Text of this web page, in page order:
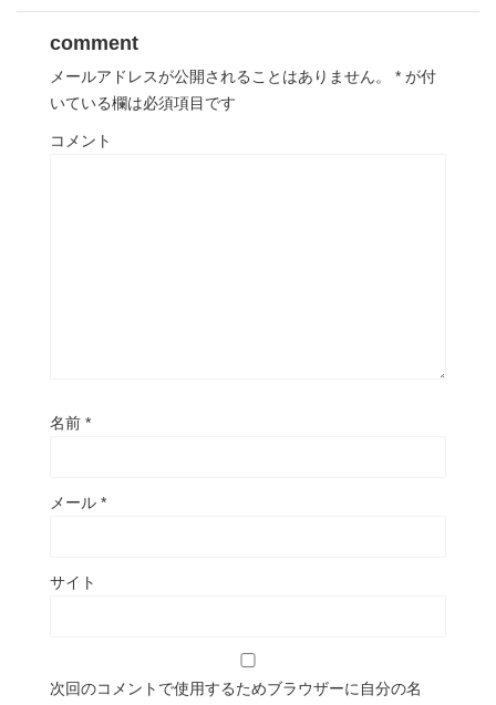
comment
メールアドレスが公開されることはありません。 * が付
いている欄は必須項目です
コメント
名前 *
メール *
サイト
次回のコメントで使用するためブラウザーに自分の名